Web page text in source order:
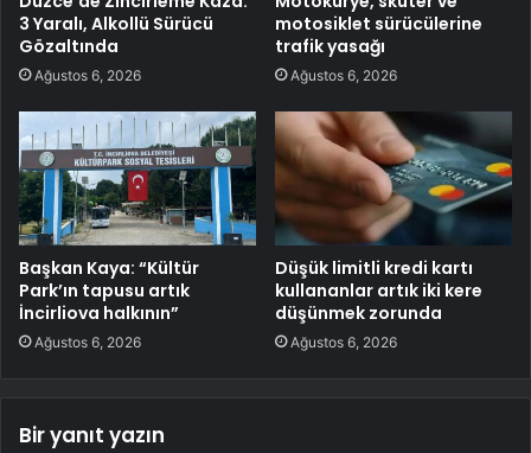
3 Yaralı, Alkollü Sürücü
Gözaltında
Ağustos 6, 2026
motosiklet sürücülerine
trafik yasağı
Ağustos 6, 2026
Başkan Kaya: “Kültür
Park’ın tapusu artık
İncirliova halkının”
Ağustos 6, 2026
Düşük limitli kredi kartı
kullananlar artık iki kere
düşünmek zorunda
Ağustos 6, 2026
Bir yanıt yazın